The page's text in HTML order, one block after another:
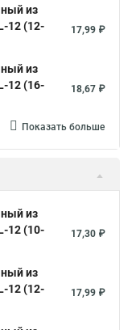
120
труб
2 Хомут 500
из
12 (12-
17,99 ₽
из
12 (16-
18,67 ₽
Показать больше
из
12 (10-
17,30 ₽
из
12 (12-
17,99 ₽